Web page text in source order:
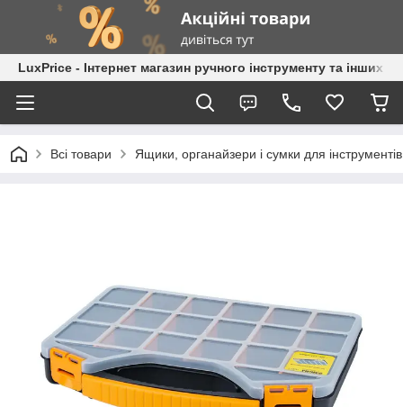
LuxPrice - Інтернет магазин ручного інструменту та інших
Всі товари Ящики, органайзери і сумки для інструментів